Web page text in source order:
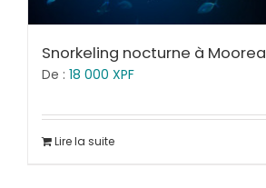
Snorkeling nocturne à Moorea
De : 18 000 XPF
Lire la suite